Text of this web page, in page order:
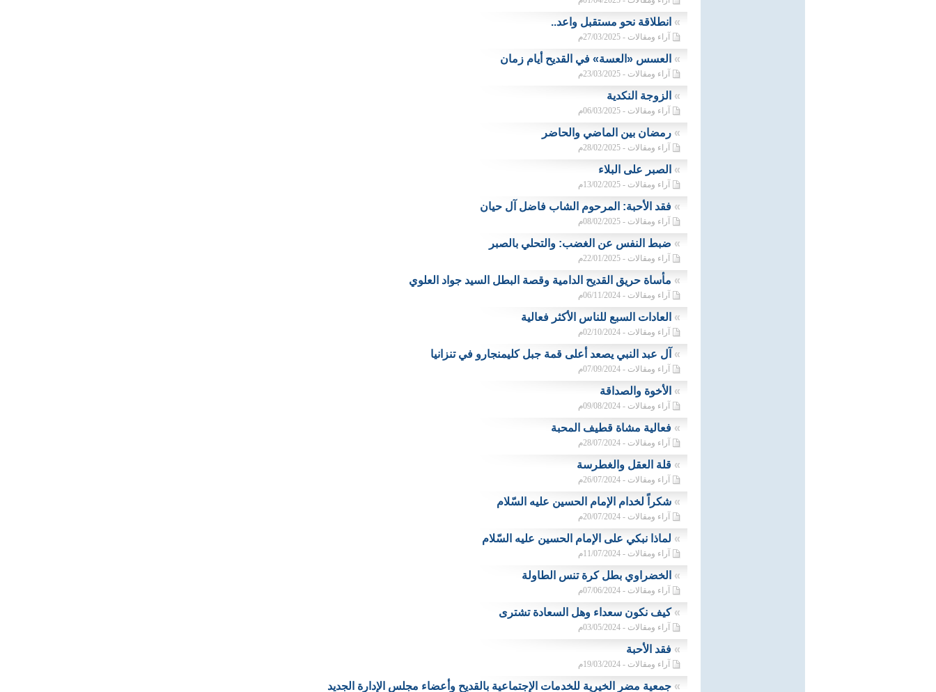
» انطلاقة نحو مستقبل واعد..
آراء ومقالات - 27/03/2025م
» العسس «العسة» في القديح أيام زمان
آراء ومقالات - 23/03/2025م
» الزوجة النكدية
آراء ومقالات - 06/03/2025م
» رمضان بين الماضي والحاضر
آراء ومقالات - 28/02/2025م
» الصبر على البلاء
آراء ومقالات - 13/02/2025م
» فقد الأحبة: المرحوم الشاب فاضل آل حيان
آراء ومقالات - 08/02/2025م
» ضبط النفس عن الغضب: والتحلي بالصبر
آراء ومقالات - 22/01/2025م
» مأساة حريق القديح الدامية وقصة البطل السيد جواد العلوي
آراء ومقالات - 06/11/2024م
» العادات السبع للناس الأكثر فعالية
آراء ومقالات - 02/10/2024م
» آل عبد النبي يصعد أعلى قمة جبل كليمنجارو في تنزانيا
آراء ومقالات - 07/09/2024م
» الأخوة والصداقة
آراء ومقالات - 09/08/2024م
» فعالية مشاة قطيف المحبة
آراء ومقالات - 28/07/2024م
» قلة العقل والغطرسة
آراء ومقالات - 26/07/2024م
» شكراً لخدام الإمام الحسين عليه السّلام
آراء ومقالات - 20/07/2024م
» لماذا نبكي على الإمام الحسين عليه السّلام
آراء ومقالات - 11/07/2024م
» الخضراوي بطل كرة تنس الطاولة
آراء ومقالات - 07/06/2024م
»كيف نكون سعداء وهل السعادة تشترى
آراء ومقالات - 03/05/2024م
» فقد الأحبة
آراء ومقالات - 19/03/2024م
» جمعية مضر الخيرية للخدمات الإجتماعية بالقديح وأعضاء مجلس الإدارة الجديد